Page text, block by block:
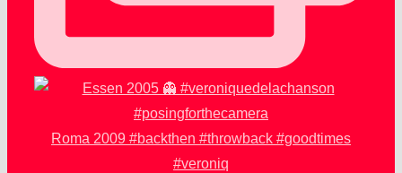
Roma 2009 #backthen #throwback #goodtimes
#veroniq